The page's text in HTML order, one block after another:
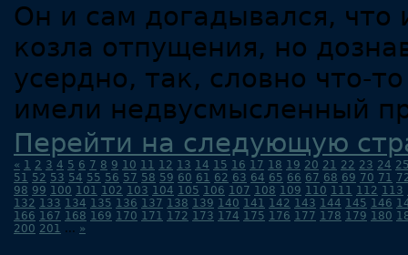
Он и сам догадывался, что
козла отпущения, но
усердно, так, словно что-
имели недвусмысленный
Перейти на следующую
« 1 2 3 4 5 6 7 8 9 10 11 12 13 14 15 16 17 18 19 20 21 22 23 24
51 52 53 54 55 56 57 58 59 60 61 62 63 64 65 66 67 68 69 70 71
98 99 100 101 102 103 104 105 106 107 108 109 110 111 112 113
132 133 134 135 136 137 138 139 140 141 142 143 144 145 146
166 167 168 169 170 171 172 173 174 175 176 177 178 179 180
200 201 ... »